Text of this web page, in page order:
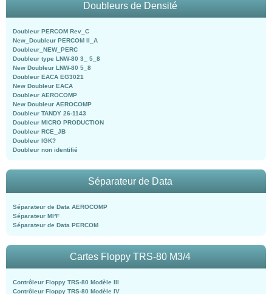
Doubleurs de Densité
Doubleur PERCOM Rev_C
New_Doubleur PERCOM II_A
Doubleur_NEW_PERC
Doubleur type LNW-80 3_ 5_8
New Doubleur LNW-80 5_8
Doubleur EACA EG3021
New Doubleur EACA
Doubleur AEROCOMP
New Doubleur AEROCOMP
Doubleur TANDY 26-1143
Doubleur MICRO PRODUCTION
Doubleur RCE_JB
Doubleur IGK?
Doubleur non identifié
Séparateur de Data
Séparateur de Data AEROCOMP
Séparateur MI²F
Séparateur de Data PERCOM
Cartes Floppy TRS-80 M3/4
Contrôleur Floppy TRS-80 Modèle III
Contrôleur Floppy TRS-80 Modèle IV